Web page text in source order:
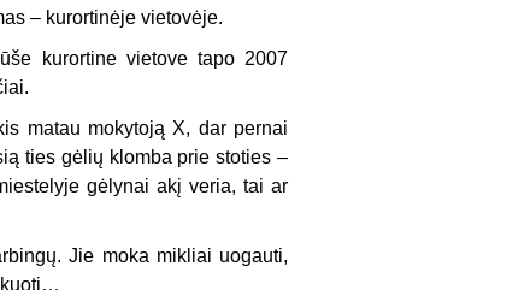
– kurortinėje vietovėje.
kurortine vietove tapo 2007
matau mokytoją X, dar pernai
ties gėlių klomba prie stoties –
gėlynai akį veria, tai ar
Jie moka mikliai uogauti,